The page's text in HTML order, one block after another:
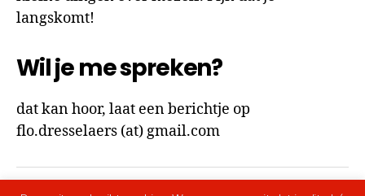
langskomt!
Wil je me spreken?
dat kan hoor, laat een berichtje op
flo.dresselaers (at) gmail.com